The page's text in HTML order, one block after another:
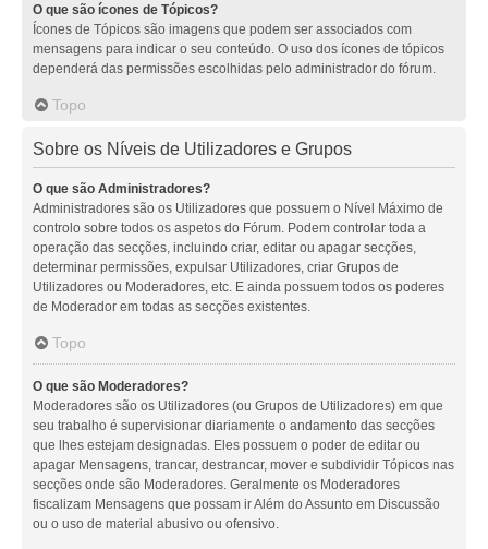
O que são ícones de Tópicos?
Ícones de Tópicos são imagens que podem ser associados com
mensagens para indicar o seu conteúdo. O uso dos ícones de tópicos
dependerá das permissões escolhidas pelo administrador do fórum.
Topo
Sobre os Níveis de Utilizadores e Grupos
O que são Administradores?
Administradores são os Utilizadores que possuem o Nível Máximo de
controlo sobre todos os aspetos do Fórum. Podem controlar toda a
operação das secções, incluindo criar, editar ou apagar secções,
determinar permissões, expulsar Utilizadores, criar Grupos de
Utilizadores ou Moderadores, etc. E ainda possuem todos os poderes
de Moderador em todas as secções existentes.
Topo
O que são Moderadores?
Moderadores são os Utilizadores (ou Grupos de Utilizadores) em que
seu trabalho é supervisionar diariamente o andamento das secções
que lhes estejam designadas. Eles possuem o poder de editar ou
apagar Mensagens, trancar, destrancar, mover e subdividir Tópicos nas
secções onde são Moderadores. Geralmente os Moderadores
fiscalizam Mensagens que possam ir Além do Assunto em Discussão
ou o uso de material abusivo ou ofensivo.